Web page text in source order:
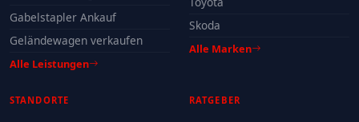
Gabelstapler Ankauf
Geländewagen verkaufen
Alle Leistungen
Skoda
Alle Marken
STANDORTE RATGEBER